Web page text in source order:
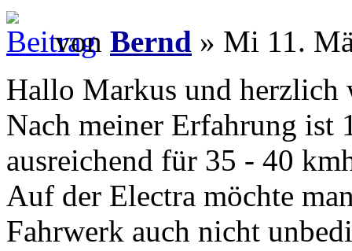
von Bernd » Mi 11.
Hallo Markus und
Nach meiner Erfahrung ist
ausreichend für 35 - 40
Auf der Electra möchte
Fahrwerk auch nicht